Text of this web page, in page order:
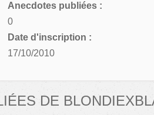
Anecdotes publiées :
0
Date d'inscription :
17/10/2010
DE